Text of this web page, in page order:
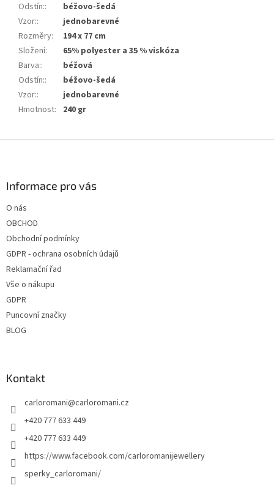
Odstín::
béžovo-šedá
Vzor::
jednobarevné
Rozměry:
194 x 77 cm
Složení:
65% polyester a 35 % viskóza
Barva::
béžová
Odstín::
béžovo-šedá
Vzor::
jednobarevné
Hmotnost: 240 gr
Informace pro vás
O nás
OBCHOD
Obchodní podmínky
GDPR - ochrana osobních údajů
Reklamační řad
Vše o nákupu
GDPR
Puncovní značky
BLOG
Kontakt
carloromani@carloromani.cz
+420 777 633 449
+420 777 633 449
https://www.facebook.com/carloromanijewellery
sperky_carloromani/